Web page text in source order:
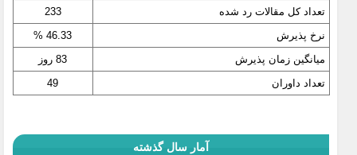
تعداد کل مقالات رد شده
233
نرخ پذیرش
46.33 %
میانگین زمان پذیرش
83 روز
تعداد داوران
49
آمار سال گذشته